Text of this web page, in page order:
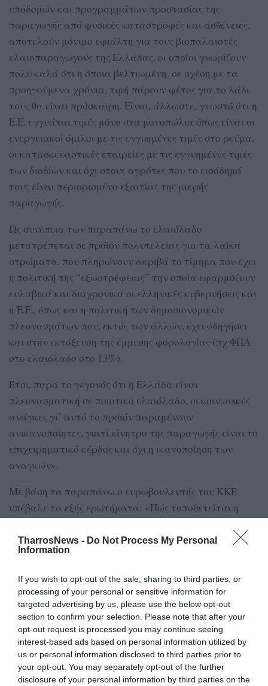
TharrosNews - Do Not Process My Personal
Information
If you wish to opt-out of the sale, sharing to third parties, or
processing of your personal or sensitive information for
targeted advertising by us, please use the below opt-out
section to confirm your selection. Please note that after your
opt-out request is processed you may continue seeing
interest-based ads based on personal information utilized by
us or personal information disclosed to third parties prior to
your opt-out. You may separately opt-out of the further
disclosure of your personal information by third parties on the
υποδομών και προγραμμάτων προστασίας της
παραγωγής από φυσικές καταστροφές και ασθένειες,
αποτελούν μόνιμο εφιάλτη για τους βιοπαλαιστές
ελαιοπαραγωγούς της Ελλάδας, οι οποίοι γνωρίζουν
πολύ καλά ότι η όποια βελτιωμένη, σε σχέση με τα
προηγούμενα χρόνια, τιμή πάρουν φέτος για το λάδι
τους θα είναι πρόσκαιρη. Είναι, άλλωστε, γνωστό ότι η
Ε.Ε. εγγυάται τιμές μόνο στα μονοπώλια όπως είναι οι
ενεργειακοί όμιλοι με τις εγγυημένες τιμές στο ρεύμα,
οι κατασκευαστικές εταιρείες με τις εγγυημένες τιμές
των διοδίων και όχι στους αγρότες που το εισόδημά
τους είναι περιορισμένο εξαιτίας της μικρής
παραγωγής.
Ως συνέπεια των παραπάνω το ελαιόλαδο
μετατρέπεται σε προϊόν πολυτελείας για τα λαϊκά
στρώματα, που πληρώνουν ακριβά το τίμημα που έχει
η πολιτική της “εξωστρέφειας” την οποία εφαρμόζουν
ευλαβικά και διαχρονικά οι ελληνικές κυβερνήσεις και
η Ε.Ε., όπως και η πολιτική των δημοσιονομικών
πλεονασμάτων που, εκτός των άλλων, έχει οδηγήσει
και στην εκτόξευση της έμμεσης φορολογίας (πχ ΦΠΑ
στο ελαιόλαδο στο 13%).
Έτσι, παρά το γεγονός ότι η Ελλάδα είναι
πλεονασματική σε ποιοτικό ελαιόλαδο, οι κοινωνικές
ανάγκες γι’ αυτό το προϊόν παραμένουν
ανικανοποίητες, γιατί κίνητρο της παραγωγής είναι το
επιχειρηματικό κέρδος και όχι η ικανοποίηση των
αναγκών».
Με βάση τα παραπάνω ο ευρωβουλευτής του ΚΚΕ
υπέβαλε τα εξής ερωτήματα: «Πώς τοποθετείται η
-Στο αίτημα για εγγυημένες τιμές στα αγροτικά
έρμαιο των εμποροβιομήχανων, οι οποίοι καθορίζουν
τις τιμές επικαλούμενοι την “αγορά”, να εξασφαλίζει
εισόδημα επιβίωσης και παράλληλα οι τιμές των
προϊόντων στη λαϊκή κατανάλωση να είναι προσιτές
-Στα αιτήματα για μείωση του κόστους παραγωγής με
πλαφόν στις τιμές της ηλεκτρικής ενέργειας,